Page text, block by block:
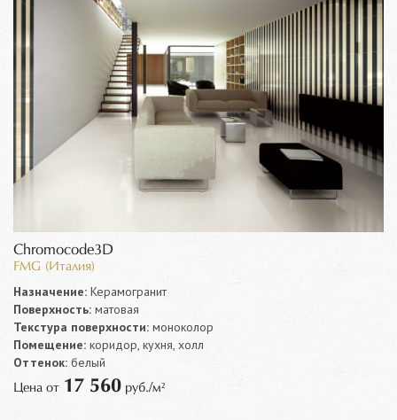
Chromocode3D
FMG (Италия)
Назначение: Керамогранит
Поверхность: матовая
Текстура поверхности: моноколор
Помещение: коридор, кухня, холл
Оттенок: белый
Цена от 17 560 руб./м²